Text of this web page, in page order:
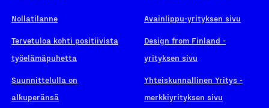
Nollatilanne
Tervetuloa kohti positiivista
työelämäpuhetta
Suunnittelulla on
alkuperänsä
Avainlippu-yrityksen sivu
Design from Finland -
yrityksen sivu
Yhteiskunnallinen Yritys -
merkkiyrityksen sivu